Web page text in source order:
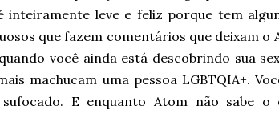
inteiramente leve e feliz porque tem
que fazem comentários que deixam o
você ainda está descobrindo sua
machucam uma pessoa LGBTQIA+.
E enquanto Atom não sabe o